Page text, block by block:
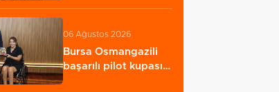
2026'da 58…
06 Ağustos 2026
Bursa Osmangazili
başarılı pilot kupasını